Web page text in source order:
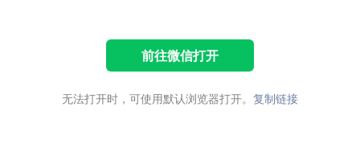
前往微信打开
无法打开时，可使用默认浏览器打开。 复制链接